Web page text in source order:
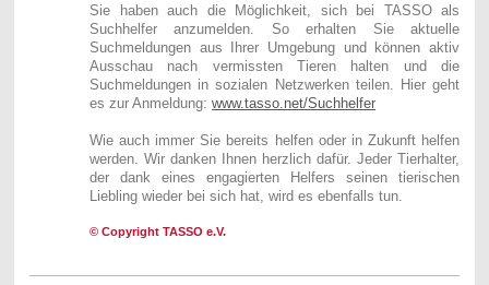
Sie haben auch die Möglichkeit, sich bei TASSO als
Suchhelfer anzumelden. So erhalten Sie aktuelle
Suchmeldungen aus Ihrer Umgebung und können aktiv
Ausschau nach vermissten Tieren halten und die
Suchmeldungen in sozialen Netzwerken teilen. Hier geht
es zur Anmeldung:www.tasso.net/Suchhelfer
Wie auch immer Sie bereits helfen oder in Zukunft helfen
werden. Wir danken Ihnen herzlich dafür. Jeder Tierhalter,
der dank eines engagierten Helfers seinen tierischen
Liebling wieder bei sich hat, wird es ebenfalls tun.
© Copyright TASSO e.V.